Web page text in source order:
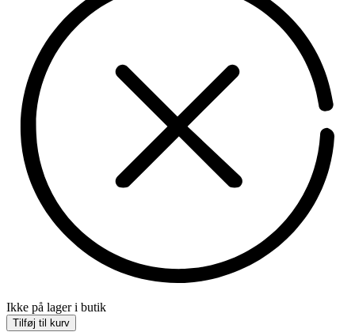
Ikke på lager i butik
Tilføj til kurv